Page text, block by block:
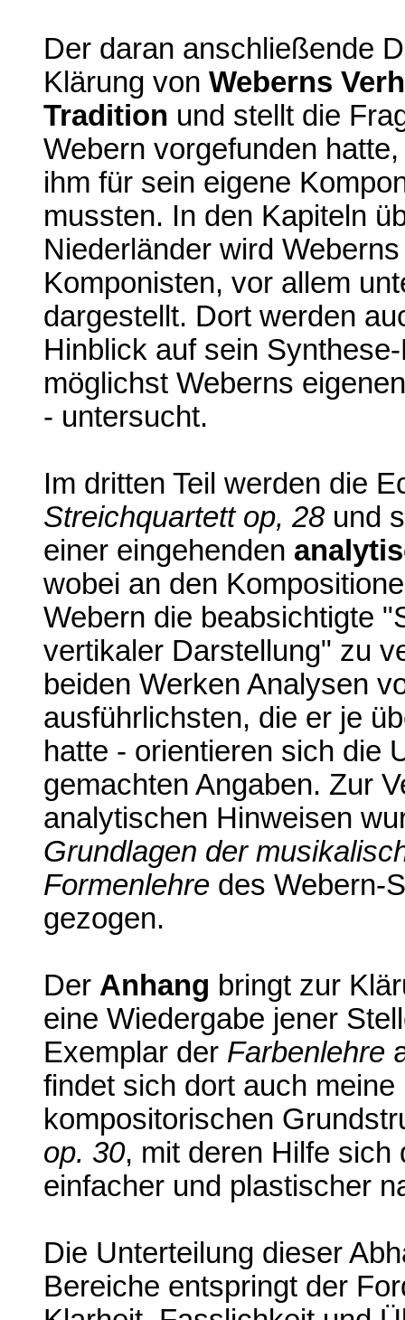
Der daran anschließende
Klärung von Weberns
Tradition und stellt die
Webern vorgefunden
ihm für sein eigene
mussten. In den Kapiteln
Niederländer wird
Komponisten, vor allem
dargestellt. Dort werden
Hinblick auf sein
möglichst Weberns
- untersucht.
Im dritten Teil werden die
Streichquartett op, 28und
einer eingehenden
wobei an den
Webern die beabsichtigte
vertikaler Darstellung" zu
beiden Werken Analysen
ausführlichsten, die er je
hatte - orientieren sich die
gemachten Angaben. Zur
analytischen Hinweisen
Grundlagen der
Formenlehre des Webern-
gezogen.
Der Anhang bringt zur
eine Wiedergabe jener
Exemplar der Farbenlehre
findet sich dort auch
kompositorischen
op. 30, mit deren Hilfe
einfacher und plastischer
Die Unterteilung dieser
Bereiche entspringt der